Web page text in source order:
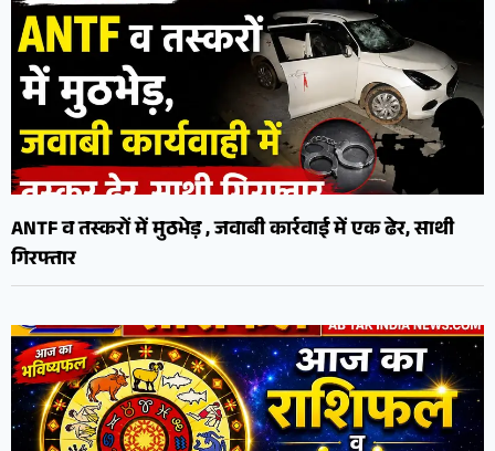
ANTF व तस्करों में मुठभेड़ , जवाबी कार्रवाई में एक ढेर, साथी
गिरफ्तार